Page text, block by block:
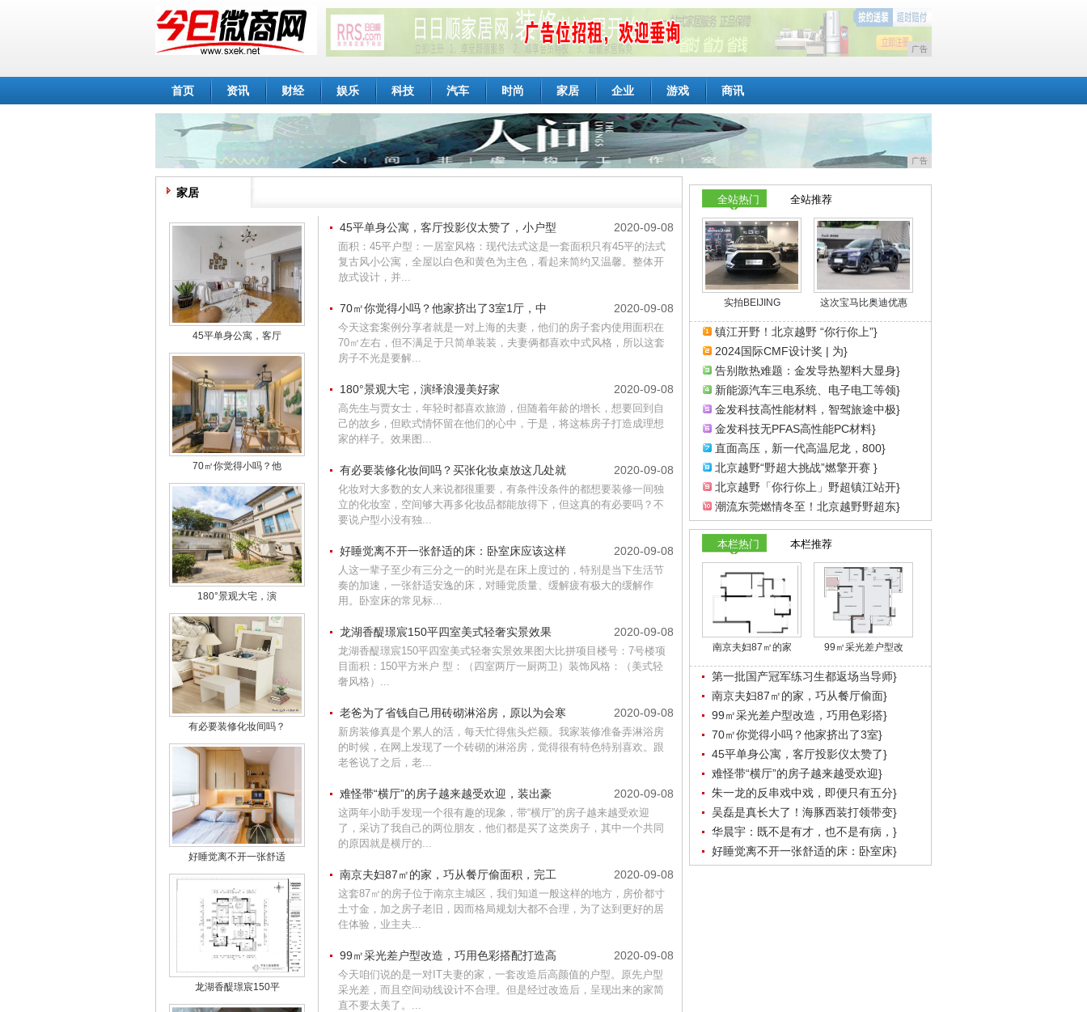
广告
首页 资讯 财经 娱乐 科技 汽车 时尚 家居 企业 游戏 商讯
广告
家居
45平单身公寓，客厅
70㎡你觉得小吗？他
180°景观大宅，演
有必要装修化妆间吗？
好睡觉离不开一张舒适
龙湖香醍璟宸150平
2020-09-08
45平单身公寓，客厅投影仪太赞了，小户型
面积：45平户型：一居室风格：现代法式这是一套面积只有45平的法式
复古风小公寓，全屋以白色和黄色为主色，看起来简约又温馨。整体开
放式设计，并...
2020-09-08
70㎡你觉得小吗？他家挤出了3室1厅，中
今天这套案例分享者就是一对上海的夫妻，他们的房子套内使用面积在
70㎡左右，但不满足于只简单装装，夫妻俩都喜欢中式风格，所以这套
房子不光是要解...
2020-09-08
180°景观大宅，演绎浪漫美好家
高先生与贾女士，年轻时都喜欢旅游，但随着年龄的增长，想要回到自
己的故乡，但欧式情怀留在他们的心中，于是，将这栋房子打造成理想
家的样子。效果图...
2020-09-08
有必要装修化妆间吗？买张化妆桌放这几处就
化妆对大多数的女人来说都很重要，有条件没条件的都想要装修一间独
立的化妆室，空间够大再多化妆品都能放得下，但这真的有必要吗？不
要说户型小没有独...
2020-09-08
好睡觉离不开一张舒适的床：卧室床应该这样
人这一辈子至少有三分之一的时光是在床上度过的，特别是当下生活节
奏的加速，一张舒适安逸的床，对睡觉质量、缓解疲有极大的缓解作
用。卧室床的常见标...
2020-09-08
龙湖香醍璟宸150平四室美式轻奢实景效果
龙湖香醍璟宸150平四室美式轻奢实景效果图大比拼项目楼号：7号楼项
目面积：150平方米户 型：（四室两厅一厨两卫）装饰风格：（美式轻
奢风格）...
2020-09-08
老爸为了省钱自己用砖砌淋浴房，原以为会寒
新房装修真是个累人的活，每天忙得焦头烂额。我家装修准备弄淋浴房
的时候，在网上发现了一个砖砌的淋浴房，觉得很有特色特别喜欢。跟
老爸说了之后，老...
2020-09-08
难怪带“横厅”的房子越来越受欢迎，装出豪
这两年小助手发现一个很有趣的现象，带“横厅”的房子越来越受欢迎
了，采访了我自己的两位朋友，他们都是买了这类房子，其中一个共同
的原因就是横厅的...
2020-09-08
南京夫妇87㎡的家，巧从餐厅偷面积，完工
这套87㎡的房子位于南京主城区，我们知道一般这样的地方，房价都寸
土寸金，加之房子老旧，因而格局规划大都不合理，为了达到更好的居
住体验，业主夫...
2020-09-08
99㎡采光差户型改造，巧用色彩搭配打造高
今天咱们说的是一对IT夫妻的家，一套改造后高颜值的户型。原先户型
采光差，而且空间动线设计不合理。但是经过改造后，呈现出来的家简
直不要太美了。...
全站热门 全站推荐
实拍BEIJING 这次宝马比奥迪优惠
镇江开野！北京越野 “你行你上”}
2024国际CMF设计奖 | 为}
告别散热难题：金发导热塑料大显身}
新能源汽车三电系统、电子电工等领}
金发科技高性能材料，智驾旅途中极}
金发科技无PFAS高性能PC材料}
直面高压，新一代高温尼龙，800}
北京越野“野超大挑战”燃擎开赛 }
北京越野「你行你上」野超镇江站开}
潮流东莞燃情冬至！北京越野野超东}
本栏热门 本栏推荐
南京夫妇87㎡的家 99㎡采光差户型改
第一批国产冠军练习生都返场当导师}
南京夫妇87㎡的家，巧从餐厅偷面}
99㎡采光差户型改造，巧用色彩搭}
70㎡你觉得小吗？他家挤出了3室}
45平单身公寓，客厅投影仪太赞了}
难怪带“横厅”的房子越来越受欢迎}
朱一龙的反串戏中戏，即便只有五分}
吴磊是真长大了！海豚西装打领带变}
华晨宇：既不是有才，也不是有病，}
好睡觉离不开一张舒适的床：卧室床}